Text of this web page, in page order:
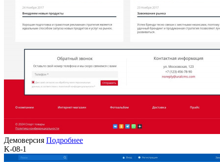
Демоверсия Подробнее
K-08-1